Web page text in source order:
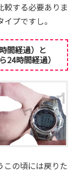
較する必要ありま
プですし。
間経過）と
24時間経過）
この頃には戻りた